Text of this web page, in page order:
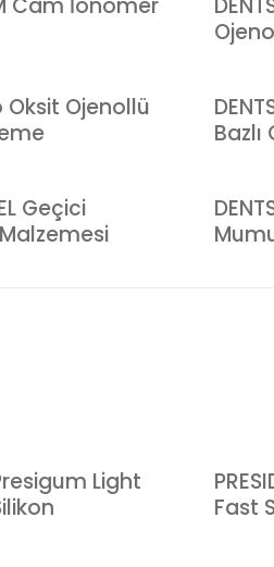
Cam İonomer
Oksit Ojenollü
Geçici
Light
Fast